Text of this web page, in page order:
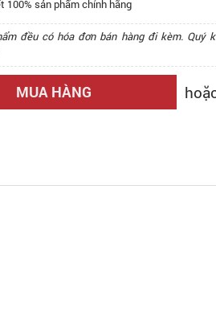
100% sản phẩm chính hãng
đều có hóa đơn bán hàng đi kèm. Quý
MUA HÀNG